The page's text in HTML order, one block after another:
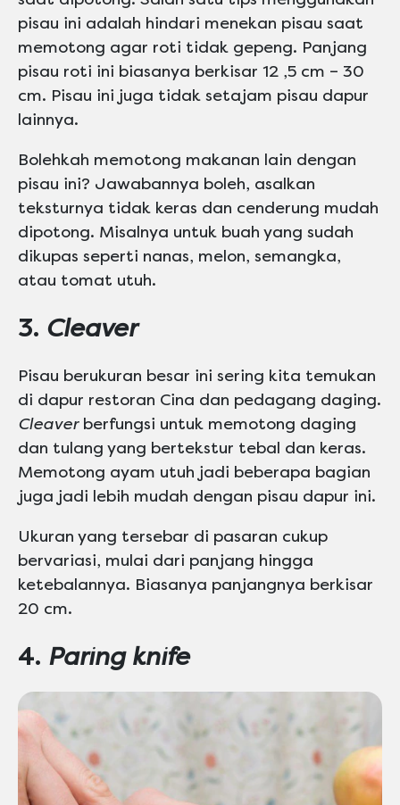
pisau ini adalah hindari menekan pisau saat
memotong agar roti tidak gepeng. Panjang
pisau roti ini biasanya berkisar 12 ,5 cm – 30
cm. Pisau ini juga tidak setajam pisau dapur
lainnya.
Bolehkah memotong makanan lain dengan
pisau ini? Jawabannya boleh, asalkan
teksturnya tidak keras dan cenderung mudah
dipotong. Misalnya untuk buah yang sudah
dikupas seperti nanas, melon, semangka,
atau tomat utuh.
3. Cleaver
Pisau berukuran besar ini sering kita temukan
di dapur restoran Cina dan pedagang daging.
Cleaverberfungsi untuk memotong daging
dan tulang yang bertekstur tebal dan keras.
Memotong ayam utuh jadi beberapa bagian
juga jadi lebih mudah dengan pisau dapur ini.
Ukuran yang tersebar di pasaran cukup
bervariasi, mulai dari panjang hingga
ketebalannya. Biasanya panjangnya berkisar
20 cm.
4. Paring knife